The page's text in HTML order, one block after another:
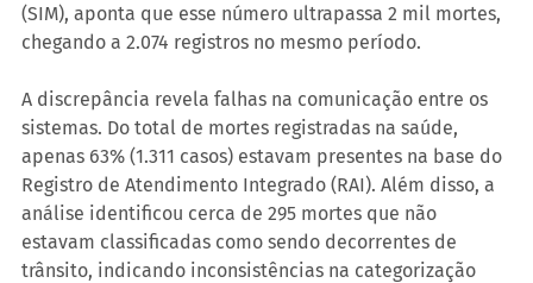
(SIM), aponta que esse número ultrapassa 2 mil mortes,
chegando a 2.074 registros no mesmo período.
A discrepância revela falhas na comunicação entre os
sistemas. Do total de mortes registradas na saúde,
apenas 63% (1.311 casos) estavam presentes na base do
Registro de Atendimento Integrado (RAI). Além disso, a
análise identificou cerca de 295 mortes que não
estavam classificadas como sendo decorrentes de
trânsito, indicando inconsistências na categorização